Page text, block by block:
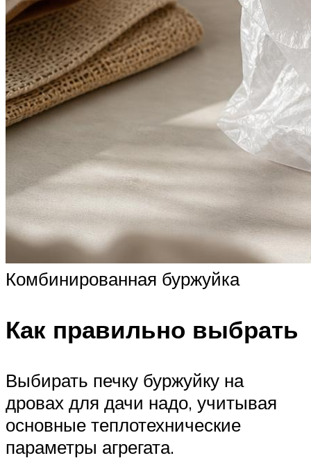
Комбинированная буржуйка
Как правильно выбрать
Выбирать печку буржуйку на
дровах для дачи надо, учитывая
основные теплотехнические
параметры агрегата.